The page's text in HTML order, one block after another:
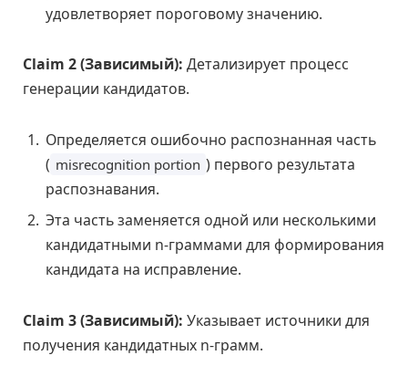
удовлетворяет пороговому значению.
Claim 2 (Зависимый): Детализирует процесс
генерации кандидатов.
Определяется ошибочно распознанная часть
( misrecognition portion ) первого результата
распознавания.
Эта часть заменяется одной или несколькими
кандидатными n-граммами для формирования
кандидата на исправление.
Claim 3 (Зависимый): Указывает источники для
получения кандидатных n-грамм.